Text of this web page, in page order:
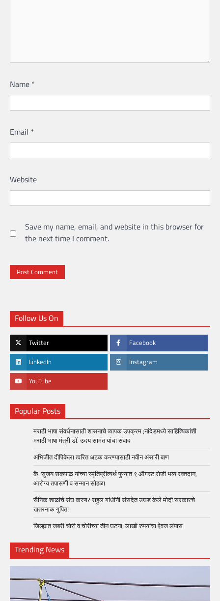
Name *
Email *
Website
Save my name, email, and website in this browser for
the next time I comment.
Follow Us On
Twitter Facebook
LinkedIn Instagram
YouTube
Popular Posts
मराठी भाषा संवर्धनासाठी शासनाचे व्यापक उपक्रम ;नांदेडमध्ये साहित्यिकांशी
मराठी भाषा मंत्री डॉ. उदय सामंत यांचा संवाद
अभिजीत दीपिकेला त्वरित अटक करण्यासाठी नवीन अंसारी बाण
कै. सुजय सकपाळ यांच्या स्मृतिप्रीत्यर्थ पुण्यात ९ ऑगस्ट रोजी भव्य रक्तदान,
आरोग्य तपासणी व सन्मान सोहळा
सैनिक शाळांचे संघ करण? राहुल गांधींनी संसदेत उघड केले मोदी सरकारचे
खतरनाक गुपित!
जिल्ह्यात जबरी चोरी व चोरीच्या तीन घटना; लाखो रुपयांचा ऐवज लंपास
Trending News